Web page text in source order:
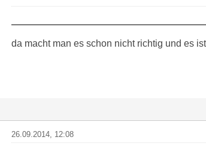
da macht man es schon nicht richtig und es
26.09.2014, 12:08